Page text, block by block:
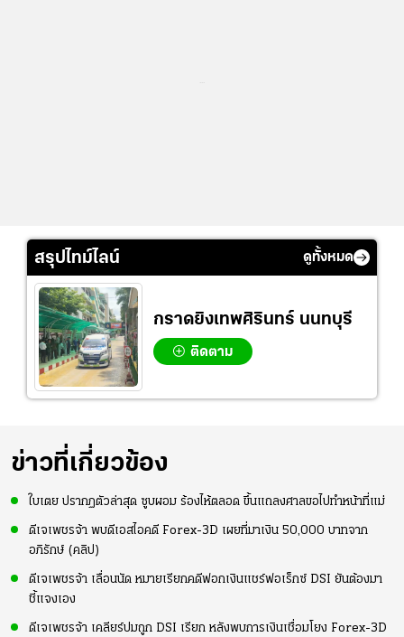
สรุปไทม์ไลน์ ดูทั้งหมด
กราดยิงเทพศิรินทร์ นนทบุรี
ติดตาม
ข่าวที่เกี่ยวข้อง
ใบเตย ปรากฏตัวล่าสุด ซูบผอม ร้องไห้ตลอด ขึ้นแถลงศาลขอไปทำหน้าที่แม่
ดีเจเพชรจ้า พบดีเอสไอคดี Forex-3D เผยที่มาเงิน 50,000 บาทจาก
อภิรักษ์ (คลิป)
ดีเจเพชรจ้า เลื่อนนัด หมายเรียกคดีฟอกเงินแชร์ฟอเร็กซ์ DSI ยันต้องมา
ชี้แจงเอง
ดีเจเพชรจ้า เคลียร์ปมถูก DSI เรียก หลังพบการเงินเชื่อมโยง Forex-3D